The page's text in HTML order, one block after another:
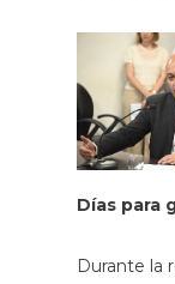
Días para
Durante la